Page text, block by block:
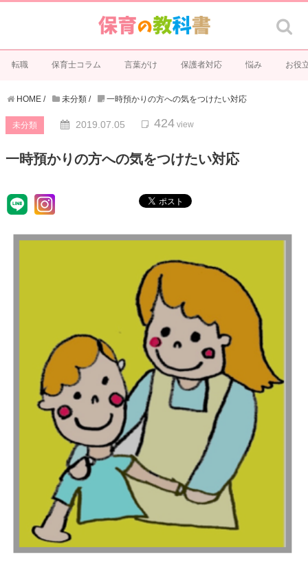
転職 保育士コラム 言葉がけ 保護者対応 悩み お役
HOME / 未分類 / 一時預かりの方への気をつけたい対応
未分類 2019.07.05 424 view
一時預かりの方への気をつけたい対応